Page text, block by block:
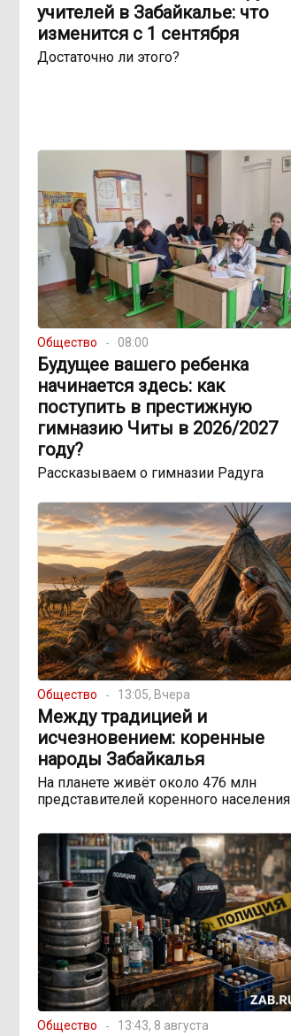
учителей в Забайкалье: что
изменится с 1 сентября
Достаточно ли этого?
Общество 08:00
Будущее вашего ребенка
начинается здесь: как
поступить в престижную
гимназию Читы в 2026/2027
году?
Рассказываем о гимназии Радуга
Общество 13:05, Вчера
Между традицией и
исчезновением: коренные
народы Забайкалья
На планете живёт около 476 млн
представителей коренного населения
Общество 13:43, 8 августа